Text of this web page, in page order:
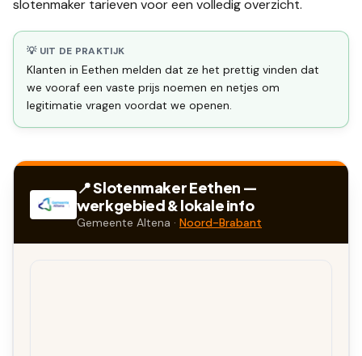
slotenmaker tarieven voor een volledig overzicht.
💡 UIT DE PRAKTIJK
Klanten in Eethen melden dat ze het prettig vinden dat
we vooraf een vaste prijs noemen en netjes om
legitimatie vragen voordat we openen.
📍 SlotenmakerEethen —
werkgebied & lokale info
GemeenteAltena ·Noord-Brabant